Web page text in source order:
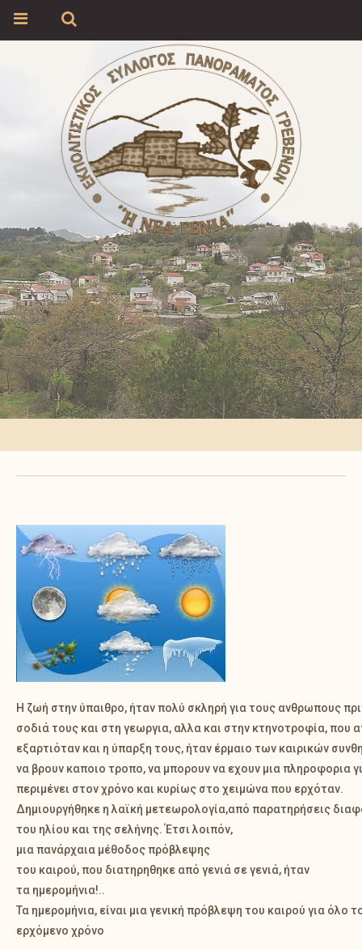
Η ζωή στην ύπαιθρο, ήταν πολύ σκληρή για τους ανθρωπους
σοδιά τους και στη γεωργια, αλλα και στην κτηνοτροφία, που
εξαρτιόταν και η ύπαρξη τους, ήταν έρμαιο των καιρικών
να βρουν καποιο τροπο, να μπορουν να εχουν μια πληροφορια
περιμένει στον χρόνο και κυρίως στο χειμώνα που ερχόταν.
Δημιουργήθηκε η λαϊκή μετεωρολογία,από παρατηρήσεις
του ηλίου και της σελήνης. Έτσι λοιπόν,
μια πανάρχαια μέθοδος πρόβλεψης
του καιρού, που διατηρηθηκε από γενιά σε γενιά, ήταν
τα ημερομήνια!..
Τα ημερομήνια, είναι μια γενική πρόβλεψη του καιρού για όλο
ερχόμενο χρόνο